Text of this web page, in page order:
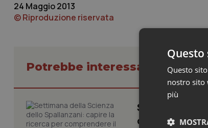
24 Maggio 2013
© Riproduzione riservata
Potrebbe interessarti in
Settimana
comprendere
Questo
Questo
nostro sito
più